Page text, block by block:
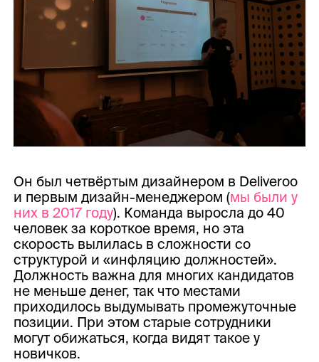
Он был четвёртым дизайнером в Deliveroo
и первым дизайн-менеджером (мы были у
них в 2017 году). Команда выросла до 40
человек за короткое время, но эта
скорость вылилась в сложности со
структурой и «инфляцию должностей».
Должность важна для многих кандидатов
не меньше денег, так что местами
приходилось выдумывать промежуточные
позиции. При этом старые сотрудники
могут обижаться, когда видят такое у
новичков.